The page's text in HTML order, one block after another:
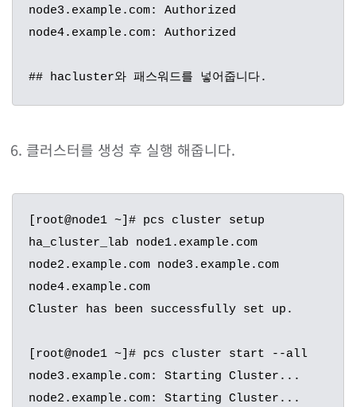
node3.example.com: Authorized
node4.example.com: Authorized
## hacluster와 패스워드를 넣어줍니다.
클러스터를 생성 후 실행 해줍니다.
[root@node1 ~]# pcs cluster setup
ha_cluster_lab node1.example.com
node2.example.com node3.example.com
node4.example.com
Cluster has been successfully set up.
[root@node1 ~]# pcs cluster start --all
node3.example.com: Starting Cluster...
node2.example.com: Starting Cluster...